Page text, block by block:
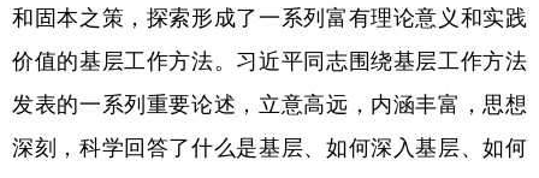
彩票 娱乐 时尚 悦读
公益 一带一路 亚太网 上市公司
文化产业
和固本之策，探索形成了一系列富有理论意义和实践
价值的基层工作方法。习近平同志围绕基层工作方法
发表的一系列重要论述，立意高远，内涵丰富，思想
深刻，科学回答了什么是基层、如何深入基层、如何